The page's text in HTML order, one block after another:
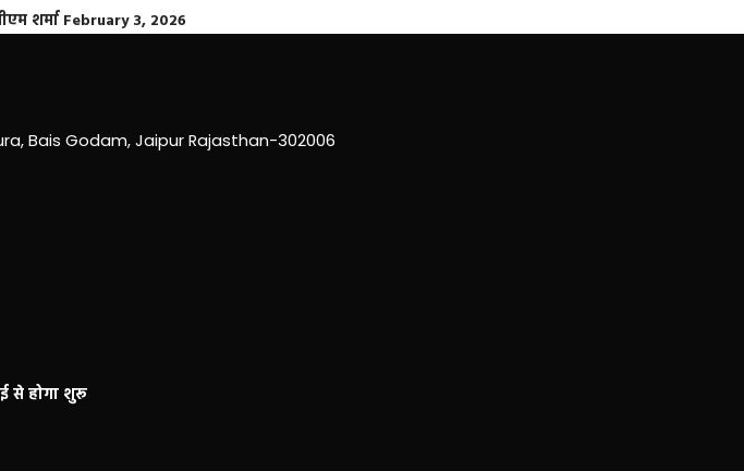
शर्मा February 3, 2026
Bais Godam, Jaipur Rajasthan-302006
से होगा शुरू